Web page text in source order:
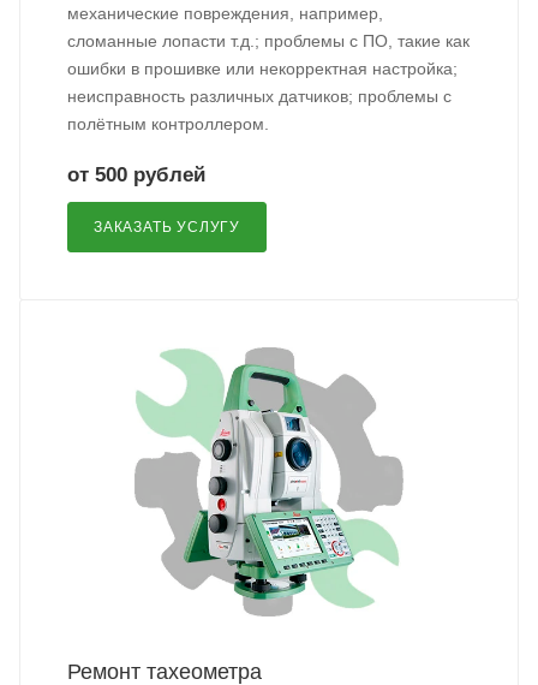
механические повреждения, например,
сломанные лопасти т.д.; проблемы с ПО, такие как
ошибки в прошивке или некорректная настройка;
неисправность различных датчиков; проблемы с
полётным контроллером.
от 500 рублей
ЗАКАЗАТЬ УСЛУГУ
Ремонт тахеометра